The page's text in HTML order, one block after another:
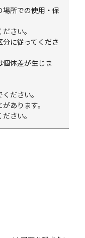
所での使用・保
さい。
に従ってくださ
体差が生じま
ださい。
あります。
さい。